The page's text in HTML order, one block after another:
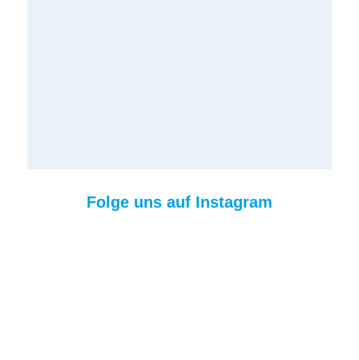
Folge uns auf Instagram